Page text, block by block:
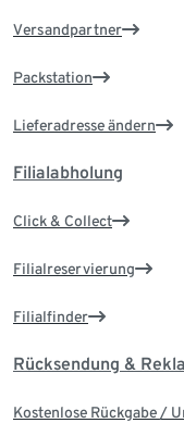
Versandpartner
Packstation
Lieferadresse ändern
Filialabholung
Click & Collect
Filialreservierung
Filialfinder
Rücksendung &
Kostenlose Rückgabe /